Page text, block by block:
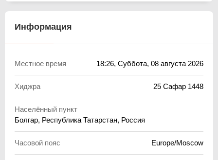
Информация
Местное время 18:26, Суббота, 08 августа 2026
Хиджра 25 Сафар 1448
Населённый пункт
Болгар, Республика Татарстан, Россия
Часовой пояс Europe/Moscow